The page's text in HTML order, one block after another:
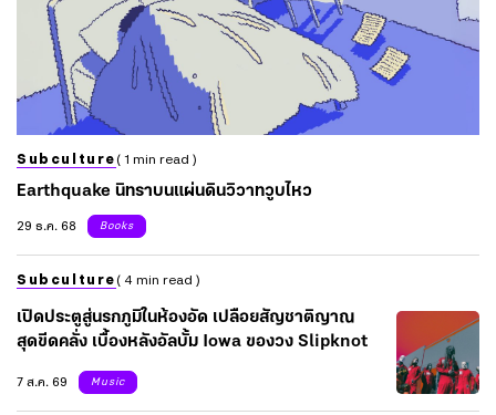
Subculture ( 1 min read )
Earthquake นิทราบนแผ่นดินวิวาทวูบไหว
29 ธ.ค. 68
Books
Subculture ( 4 min read )
เปิดประตูสู่นรกภูมิในห้องอัด เปลือยสัญชาติญาณ
สุดขีดคลั่ง เบื้องหลังอัลบั้ม Iowa ของวง Slipknot
7 ส.ค. 69
Music